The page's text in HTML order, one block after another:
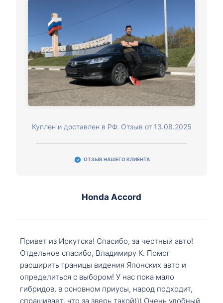
Куплен и доставлен в РФ. Отзыв от 13.08.2025
ОТЗЫВ НАШЕГО КЛИЕНТА
Honda Accord
Привет из Иркутска! Спасибо, за честный авто!
Отдельное спасибо, Владимиру К. Помог
расширить границы видения Японских авто и
определиться с выбором! У нас пока мало
гибридов, в основном приусы, народ подходит,
спрашивает, что за зверь такой))) Очень удобный